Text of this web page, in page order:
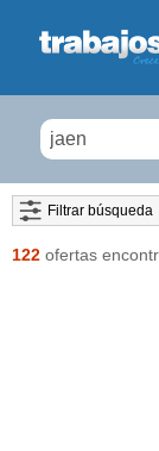
Filtrar búsqueda
122 ofertas